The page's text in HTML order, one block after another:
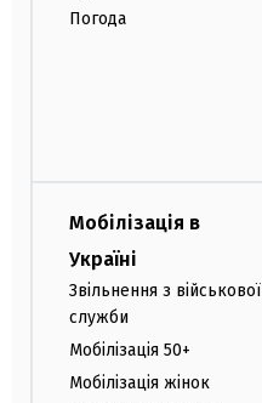
Погода
Мобілізація в
Україні
Звільнення з військової
служби
Мобілізація 50+
Мобілізація жінок